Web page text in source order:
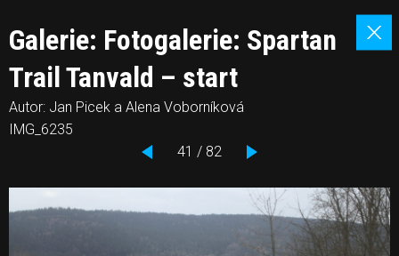
Galerie: Fotogalerie: Spartan
Trail Tanvald – start
Autor: Jan Picek a Alena Voborníková
IMG_6235
41 / 82